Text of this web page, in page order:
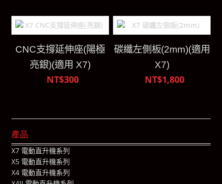
CNC支撐延伸座(陽極
亮銀)(適用 X7)
NT$300
碳纖左側板(2mm)(適用
X7)
NT$1,800
產品
X7 電動直升機系列
X5 電動直升機系列
X4 電動直升機系列